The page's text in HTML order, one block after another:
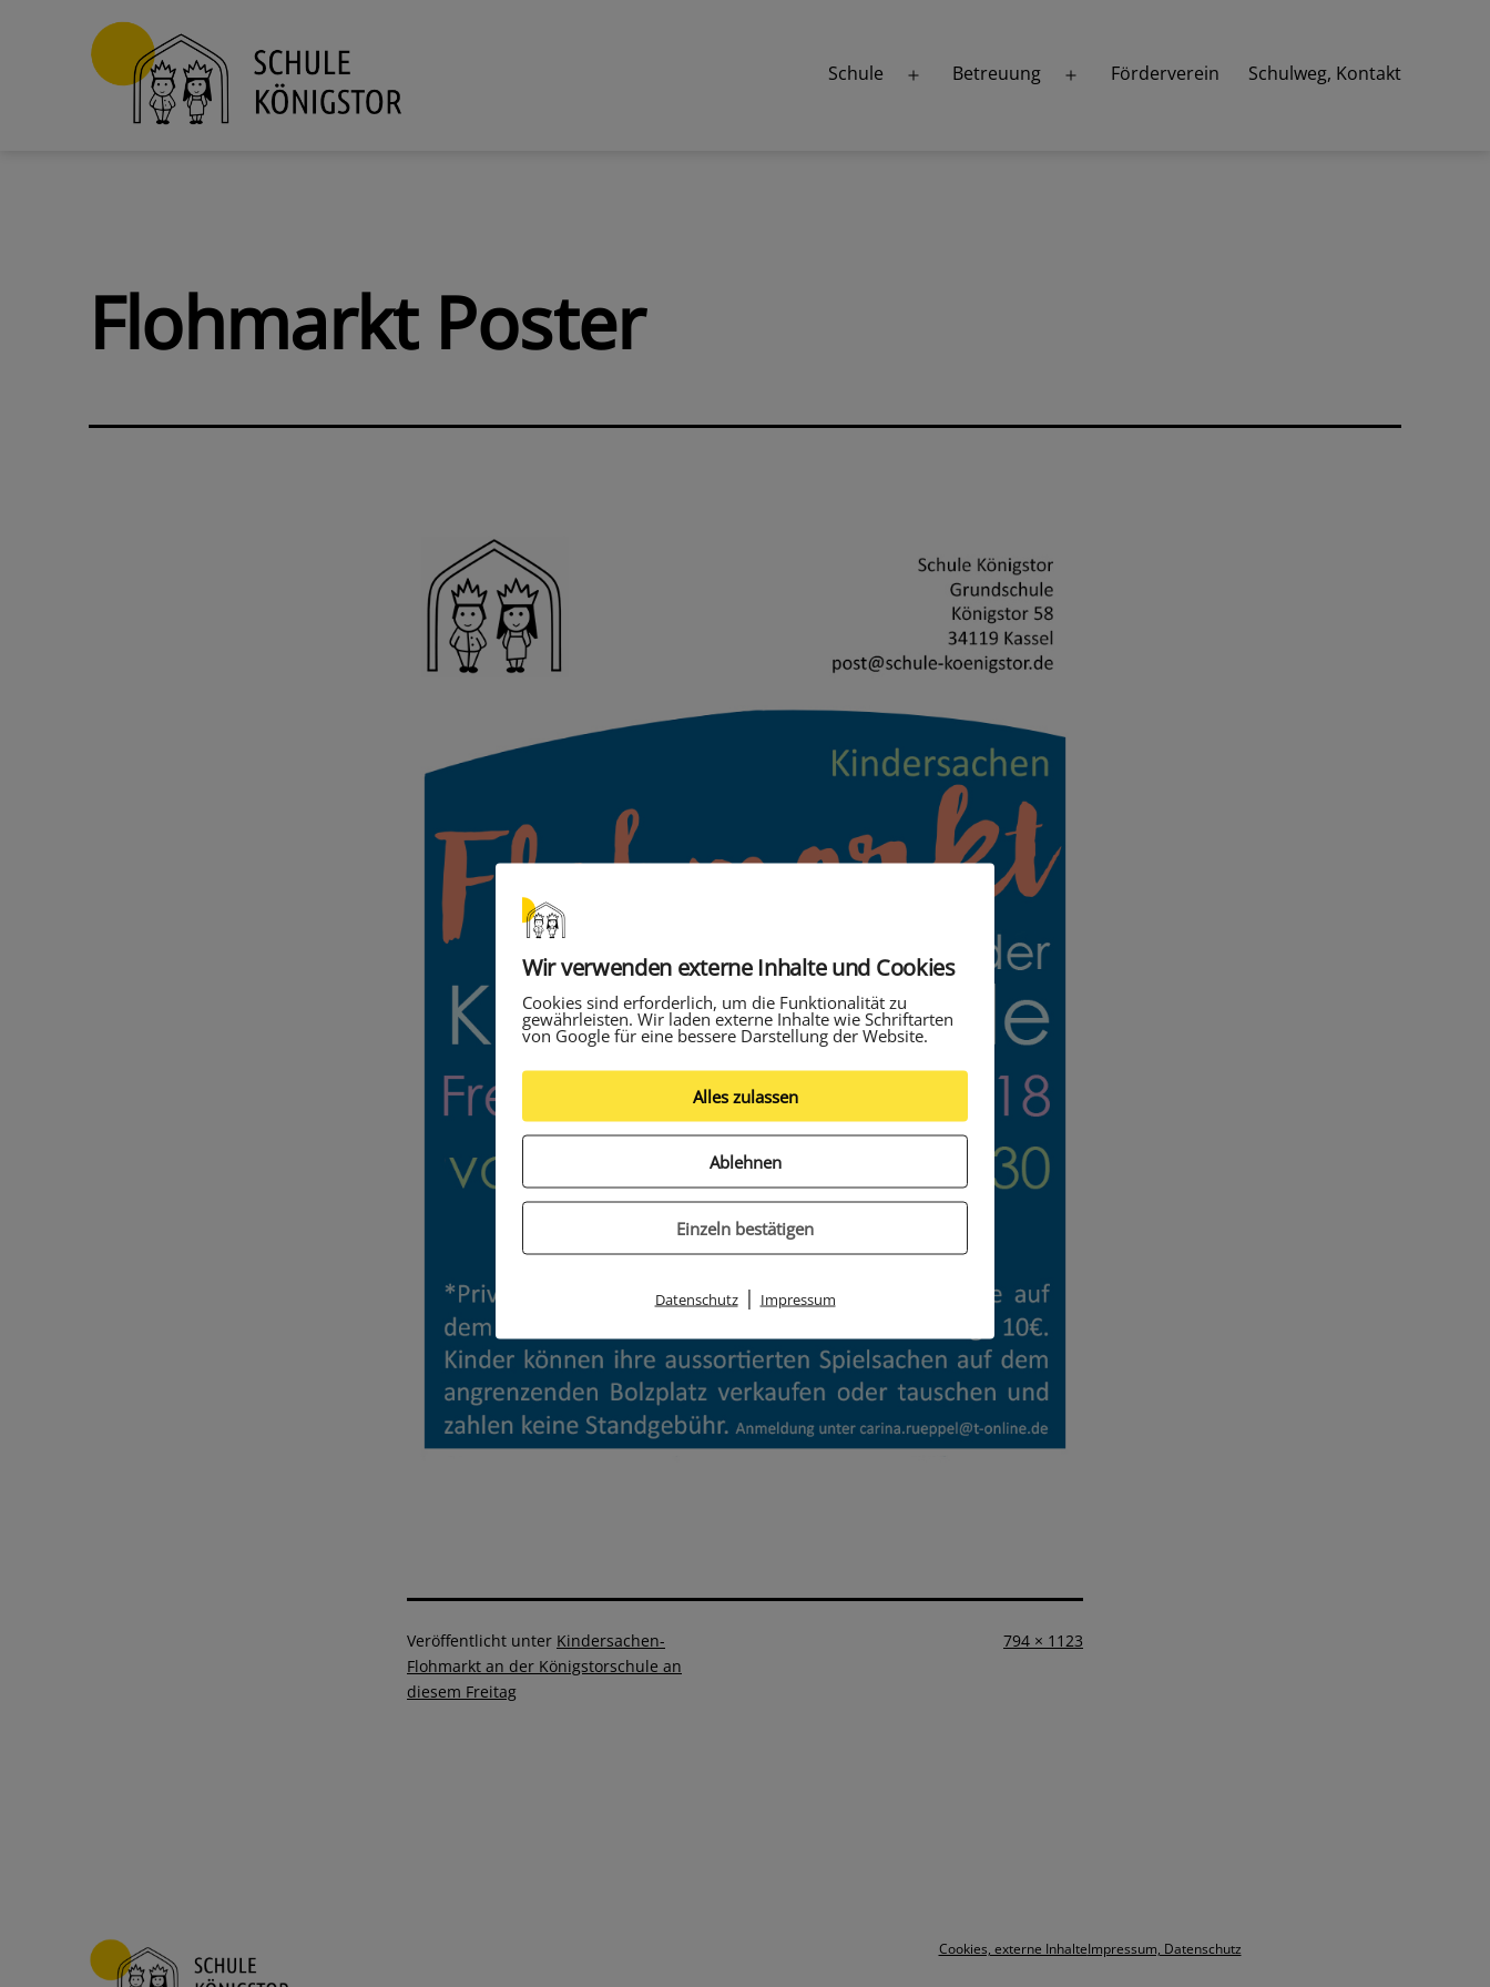
Schule
Menü
Betreuung
Menü
Förderverein Schulweg, Kontakt
Flohmarkt Poster
Veröffentlicht unter Kindersachen-
Flohmarkt an der Königstorschule an
diesem Freitag
Vollständige
794 × 1123
Cookies, externe InhalteImpressum, Datenschutz
Wir verwenden externe Inhalte und Cookies
Cookies sind erforderlich, um die Funktionalität zu
gewährleisten. Wir laden externe Inhalte wie Schriftarten
von Google für eine bessere Darstellung der Website.
Alles zulassen
Ablehnen
Einzeln bestätigen
Datenschutz| Impressum